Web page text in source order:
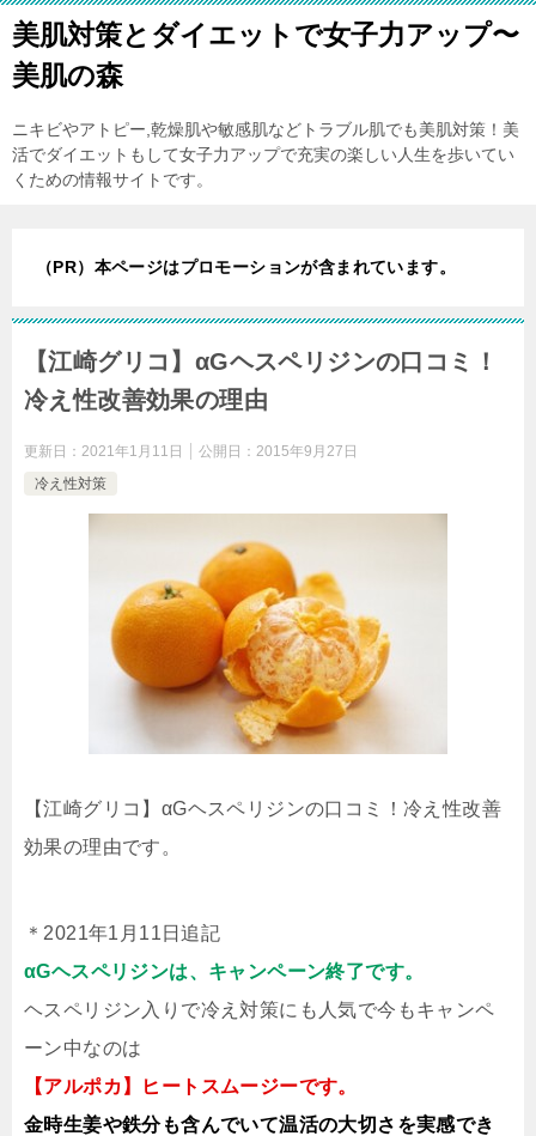
美肌対策とダイエットで女子力アップ〜
美肌の森
ニキビやアトピー,乾燥肌や敏感肌などトラブル肌でも美肌対策！美
活でダイエットもして女子力アップで充実の楽しい人生を歩いてい
くための情報サイトです。
（PR）本ページはプロモーションが含まれています。
【江崎グリコ】αGヘスペリジンの口コミ！
冷え性改善効果の理由
更新日： 2021年1月11日 公開日： 2015年9月27日
冷え性対策
【江崎グリコ】αGヘスペリジンの口コミ！冷え性改善
効果の理由です。
＊2021年1月11日追記
αGヘスペリジンは、キャンペーン終了です。
ヘスペリジン入りで冷え対策にも人気で今もキャンペ
ーン中なのは
【アルポカ】ヒートスムージーです。
金時生姜や鉄分も含んでいて温活の大切さを実感でき